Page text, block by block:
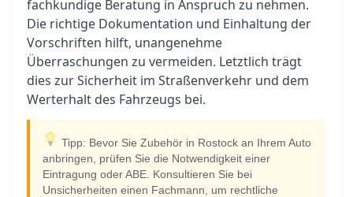
fachkundige Beratung in Anspruch zu nehmen.
Die richtige Dokumentation und Einhaltung der
Vorschriften hilft, unangenehme
Überraschungen zu vermeiden. Letztlich trägt
dies zur Sicherheit im Straßenverkehr und dem
Werterhalt des Fahrzeugs bei.
Tipp: Bevor Sie Zubehör in Rostock an Ihrem Auto
anbringen, prüfen Sie die Notwendigkeit einer
Eintragung oder ABE. Konsultieren Sie bei
Unsicherheiten einen Fachmann, um rechtliche